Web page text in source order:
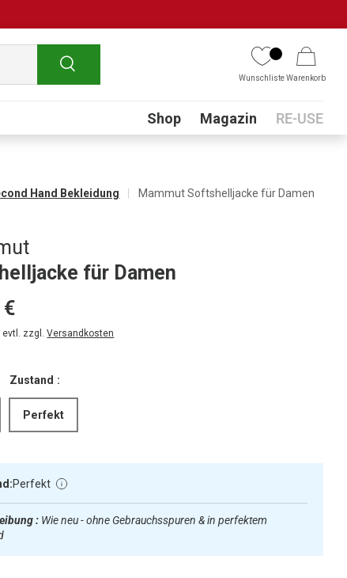
Suchen
WunschlisteWarenkorb
Submenu
Shop Magazin RE-USE
Hand Bekleidung Mammut Softshelljacke für Damen
für Damen
€
evtl. zzgl.Versandkosten
Zustand :
Perfekt
Perfekt
: Wie neu - ohne Gebrauchsspuren & in perfektem